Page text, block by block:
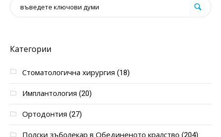
Категории
Стоматологична хирургия (18)
Имплантология (20)
Ортодонтия (27)
Полски зъболекар в Обединеното кралство (204)